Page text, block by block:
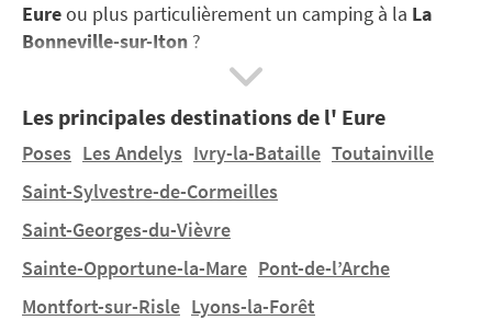
Eureou plus particulièrement un camping à la La
Bonneville-sur-Iton ?
pour des vacances au camping, du bocage normand
aux petits villages typiques ou aux nombreux espaces
naturels.
Aucun camping ne se trouve directement à la
Bonneville-sur-Iton.
Les principales destinations de l' Eure
Poses Les Andelys Ivry-la-Bataille Toutainville
Saint-Sylvestre-de-Cormeilles
Saint-Georges-du-Vièvre
Sainte-Opportune-la-Mare Pont-de-l’Arche
Montfort-sur-Risle Lyons-la-Forêt